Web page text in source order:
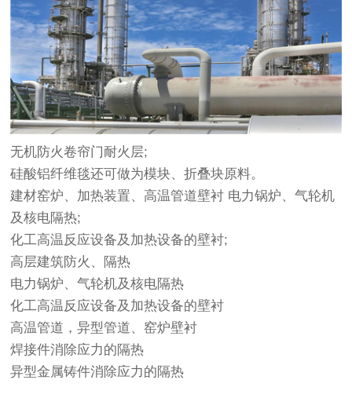
无机防火卷帘门耐火层;
硅酸铝纤维毯还可做为模块、折叠块原料。
建材窑炉、加热装置、高温管道壁衬 电力锅炉、气轮机
及核电隔热;
化工高温反应设备及加热设备的壁衬;
高层建筑防火、隔热
电力锅炉、气轮机及核电隔热
化工高温反应设备及加热设备的壁衬
高温管道，异型管道、窑炉壁衬
焊接件消除应力的隔热
异型金属铸件消除应力的隔热